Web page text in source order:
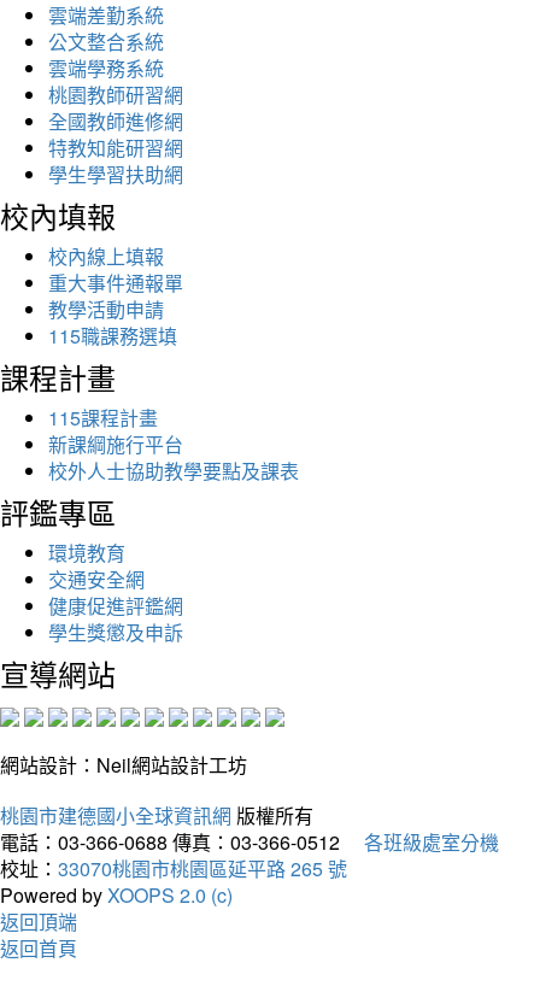
雲端差勤系統
公文整合系統
雲端學務系統
桃園教師研習網
全國教師進修網
特教知能研習網
學生學習扶助網
校內填報
校內線上填報
重大事件通報單
教學活動申請
115職課務選填
課程計畫
115課程計畫
新課綱施行平台
校外人士協助教學要點及課表
評鑑專區
環境教育
交通安全網
健康促進評鑑網
學生獎懲及申訴
宣導網站
網站設計：Neil網站設計工坊
桃園市建德國小全球資訊網 版權所有
電話：03-366-0688 傳真：03-366-0512
各班級處室分機
校址： 33070桃園市桃園區延平路 265 號
Powered byXOOPS 2.0 (c)
返回頂端
返回首頁